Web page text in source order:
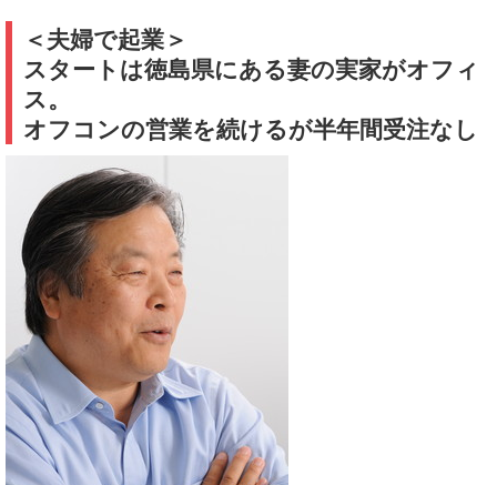
＜夫婦で起業＞
スタートは徳島県にある妻の実家がオフィ
ス。
オフコンの営業を続けるが半年間受注なし